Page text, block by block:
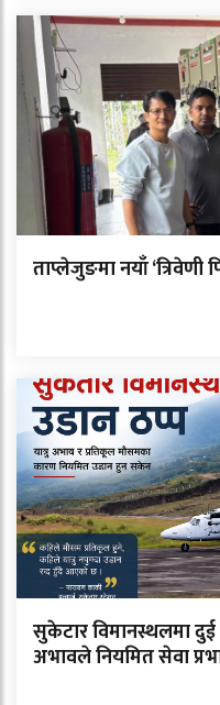
ताप्लेजुङमा नयाँ ‘त्रिवेणी
सुकेटार विमानस्थलमा दुई
अभावले नियमित सेवा